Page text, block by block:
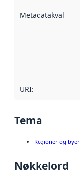
Metadatakvalitet
URI:
Tema
Regioner og byer
Nøkkelord